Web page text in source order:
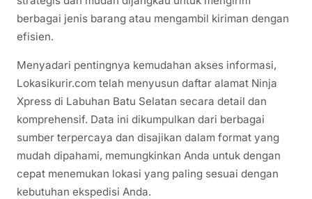
berbagai jenis barang atau mengambil kiriman dengan
efisien.
Menyadari pentingnya kemudahan akses informasi,
Lokasikurir.com telah menyusun daftar alamat Ninja
Xpress di Labuhan Batu Selatan secara detail dan
komprehensif. Data ini dikumpulkan dari berbagai
sumber terpercaya dan disajikan dalam format yang
mudah dipahami, memungkinkan Anda untuk dengan
cepat menemukan lokasi yang paling sesuai dengan
kebutuhan ekspedisi Anda.